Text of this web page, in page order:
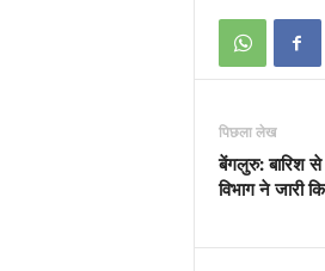
पिछला लेख
बेंगलुरु: बारिश
विभाग ने जारी